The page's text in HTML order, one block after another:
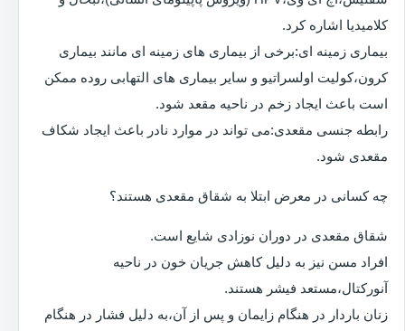
کلامیدیا اشاره کرد.
بیماری زمینه ای:برخی از بیماری های زمینه ای مانند بیماری
کرون،کولیت اولسراتیو و سایر بیماری های التهابی روده ممکن
است باعث ایجاد زخم در ناحیه مقعد شود.
رابطه جنسی مقعدی:می تواند در موارد نادر باعث ایجاد شکاف
مقعدی شود.
چه کسانی در معرض ابتلا به شقاق مقعدی هستند؟
شقاق مقعدی در دوران نوزادی شایع است.
افراد مسن نیز به دلیل کاهش جریان خون در ناحیه
آنورکتال،مستعد فیشر هستند.
زنان باردار در هنگام زایمان و پس از آن،به دلیل فشار در هنگام